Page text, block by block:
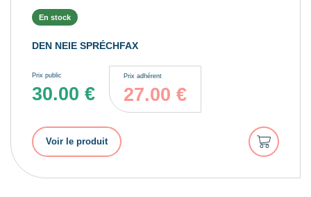
En stock
DEN NEIE SPRÉCHFAX
Prix public
30.00 €
Prix adhérent
27.00 €
Voir le produit
Ajouter
au
panier